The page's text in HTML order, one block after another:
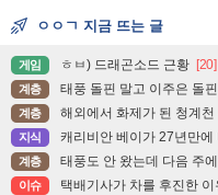
ㅇㅇㄱ 지금 뜨는 글
게임 ㅎㅂ) 드래곤소드 근황 [20]
계층 태풍 돌핀 말고 이주은 돌핀
계층 해외에서 화제가 된 청계
지식 캐리비안 베이가 27년만에
계층 태풍도 안 왔는데 다음 주
이슈 택배기사가 차를 후진한 이